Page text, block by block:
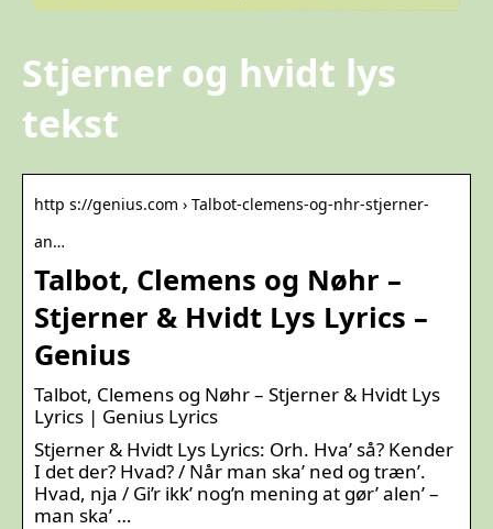
Stjerner og hvidt lys
tekst
http s://genius.com › Talbot-clemens-og-nhr-stjerner-
an…
Talbot, Clemens og Nøhr –
Stjerner & Hvidt Lys Lyrics –
Genius
Talbot, Clemens og Nøhr – Stjerner & Hvidt Lys
Lyrics | Genius Lyrics
Stjerner & Hvidt Lys Lyrics: Orh. Hva’ så? Kender
I det der? Hvad? / Når man ska’ ned og træn’.
Hvad, nja / Gi’r ikk’ nog’n mening at gør’ alen’ –
man ska’ …